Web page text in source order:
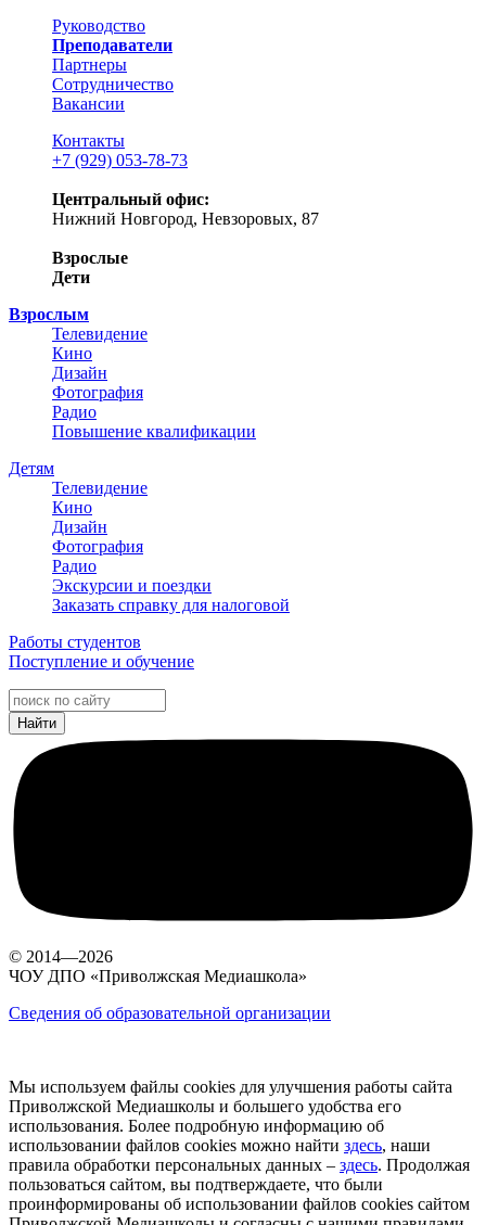
Руководство
Преподаватели
Партнеры
Сотрудничество
Вакансии
Контакты
+7 (929) 053-78-73
Центральный офис:
Нижний Новгород, Невзоровых, 87
Взрослые
Дети
Взрослым
Телевидение
Кино
Дизайн
Фотография
Радио
Повышение квалификации
Детям
Телевидение
Кино
Дизайн
Фотография
Радио
Экскурсии и поездки
Заказать справку для налоговой
Работы студентов
Поступление и обучение
© 2014—2026
ЧОУ ДПО «Приволжская Медиашкола»
Сведения об образовательной организации
Мы используем файлы cookies для улучшения работы сайта
Приволжской Медиашколы и большего удобства его
использования. Более подробную информацию об
использовании файлов cookies можно найти здесь, наши
правила обработки персональных данных – здесь. Продолжая
пользоваться сайтом, вы подтверждаете, что были
проинформированы об использовании файлов cookies сайтом